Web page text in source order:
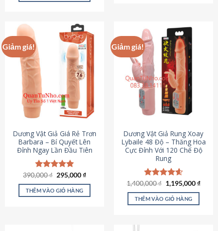
Giảm giá!
Dương Vật Giả Giá Rẻ Trơn
Barbara – Bí Quyết Lên
Đỉnh Ngay Lần Đầu Tiên
Được xếp
hạng4.90
5 sao
390,000₫ Giá
là:
390,000 ₫.
295,000₫Giá
tại
THÊM VÀO GIỎ HÀNG
Giảm giá!
Dương Vật Giả Rung Xoay
Lybaile 48 Độ – Thăng Hoa
Cực Đỉnh Với 120 Chế Độ
Rung
Được xếp
hạng4.62
5 sao
1,400,000₫ Giá
gốc
là:
1,400,000 ₫.
1,195,000₫Giá
THÊM VÀO GIỎ HÀNG